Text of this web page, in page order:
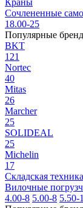
Краны
Сочлененные
18.00-25
Популярные
BKT
121
Nortec
40
Mitas
26
Marcher
25
SOLIDEAL
25
Michelin
17
Складская техника
Вилочные
4.00-8 5.00-8 5.50-